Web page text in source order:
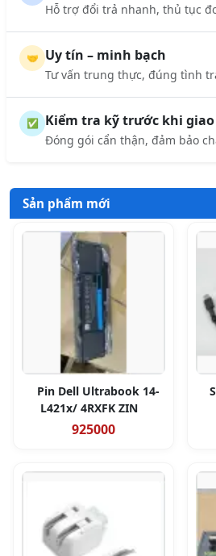
Hỗ trợ đổi trả nhanh, thủ tục
🤝 Uy tín – minh bạch
Tư vấn trung thực, đúng tình
✅ Kiểm tra kỹ trước khi giao
Đóng gói cẩn thận, đảm bảo
Sản phẩm mới
Pin Dell Ultrabook 14-
L421x/ 4RXFK ZIN
925000